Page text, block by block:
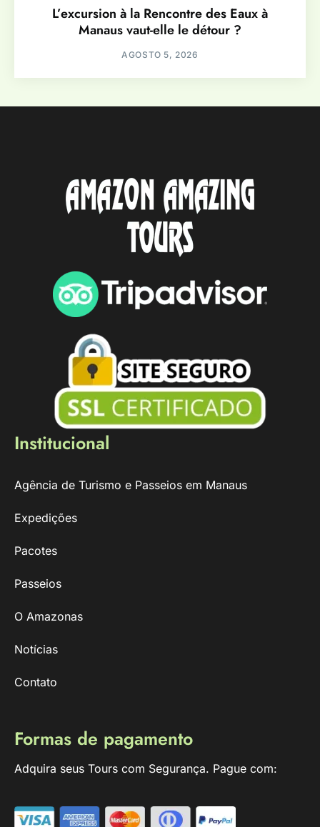
L’excursion à la Rencontre des Eaux à
Manaus vaut-elle le détour ?
AGOSTO 5, 2026
Institucional
Agência de Turismo e Passeios em Manaus
Expedições
Pacotes
Passeios
O Amazonas
Notícias
Contato
Formas de pagamento
Adquira seus Tours com Segurança. Pague com: